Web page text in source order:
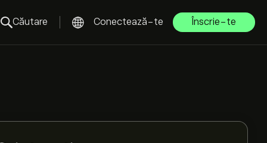
Căutare Conectează-te Înscrie-te